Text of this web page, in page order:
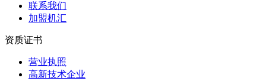
联系我们
加盟机汇
资质证书
营业执照
高新技术企业